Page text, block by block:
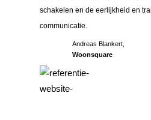
Andreas Blankert,
Woonsquare
schakelen en de eerlijkheid en
communicatie.